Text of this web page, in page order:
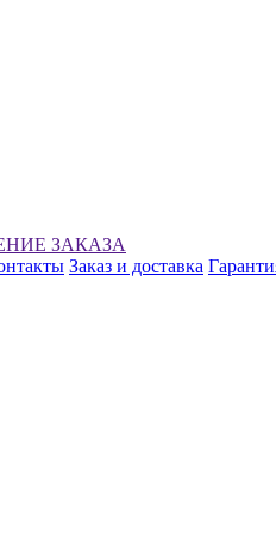
ЗАКАЗА
Заказ и доставка